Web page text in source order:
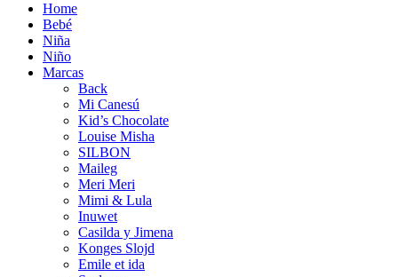
Home
Bebé
Niña
Niño
Marcas
Back
Mi Canesú
Kid’s Chocolate
Louise Misha
SILBON
Maileg
Meri Meri
Mimi & Lula
Inuwet
Casilda y Jimena
Konges Slojd
Emile et ida